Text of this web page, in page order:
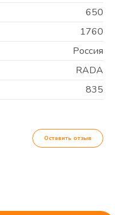
650
1760
Россия
RADA
835
Оставить отзыв